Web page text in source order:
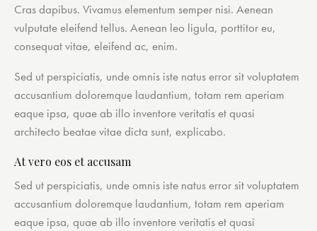
Cras dapibus. Vivamus elementum semper nisi. Aenean
vulputate eleifend tellus. Aenean leo ligula, porttitor eu,
consequat vitae, eleifend ac, enim.
Sed ut perspiciatis, unde omnis iste natus error sit voluptatem
accusantium doloremque laudantium, totam rem aperiam
eaque ipsa, quae ab illo inventore veritatis et quasi
architecto beatae vitae dicta sunt, explicabo.
At vero eos et accusam
Sed ut perspiciatis, unde omnis iste natus error sit voluptatem
accusantium doloremque laudantium, totam rem aperiam
eaque ipsa, quae ab illo inventore veritatis et quasi